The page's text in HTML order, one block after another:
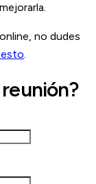
no dudes
.